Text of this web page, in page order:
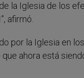
la Iglesia de los
afirmó.
por la Iglesia en
ahora está